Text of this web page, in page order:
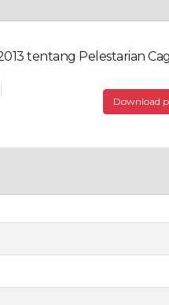
tentang Pelestarian
Download